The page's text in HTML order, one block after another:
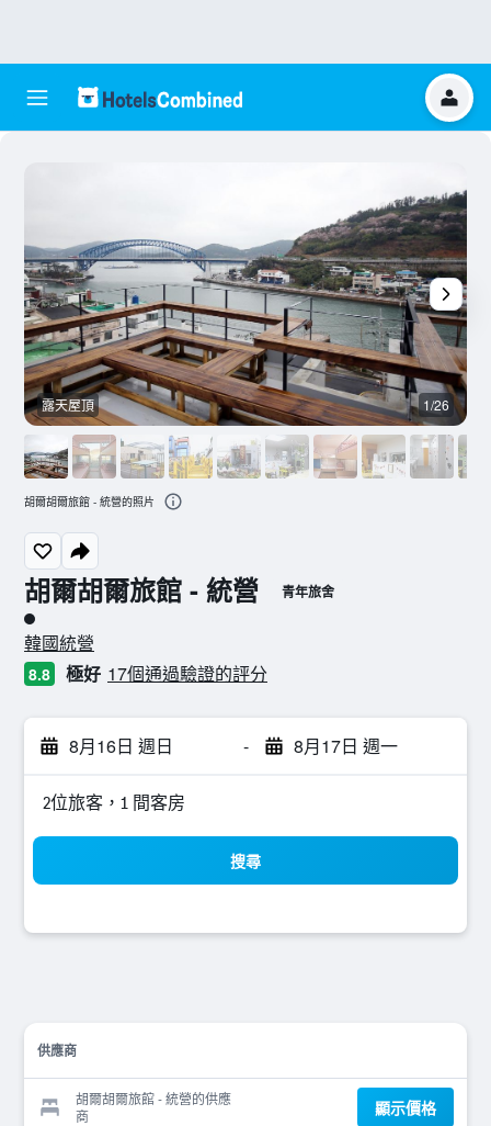
胡爾胡爾旅館 - 統營 青年旅舍
1​星級評級
韓國統營
8.8 極好 17個通過驗證的評分
8月16日 週日 - 8月17日 週一
2位旅客，1 間客房
搜尋
供應商
胡爾胡爾旅館 - 統營的供應
商
顯示價格
露天屋頂 1/26
胡爾胡爾旅館 - 統營的照片